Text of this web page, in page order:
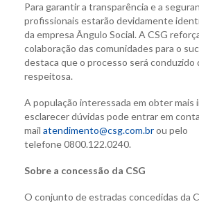
Para garantir a transparência e a
profissionais estarão devidamente
da empresa Ângulo Social. A CSG
colaboração das comunidades para o
destaca que o processo será conduzido
respeitosa.
A população interessada em obter mais
esclarecer dúvidas pode entrar em
mail atendimento@csg.com.brou pelo
telefone 0800.122.0240.
Sobre a concessão da CSG
O conjunto de estradas concedidas da